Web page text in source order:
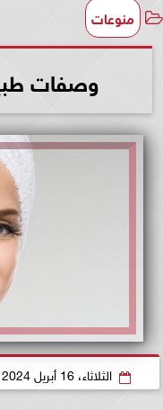
منوعات
وصفات
الثلاثاء، 16 أبريل 2024